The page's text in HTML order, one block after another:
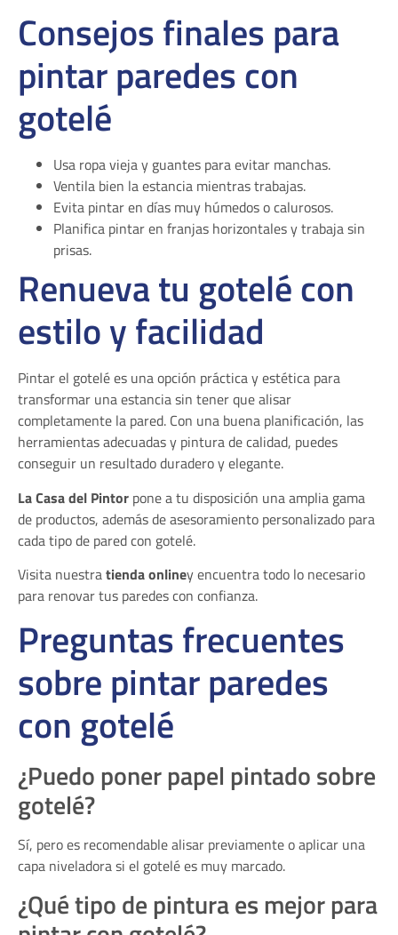
Consejos finales para
pintar paredes con
gotelé
Usa ropa vieja y guantes para evitar manchas.
Ventila bien la estancia mientras trabajas.
Evita pintar en días muy húmedos o calurosos.
Planifica pintar en franjas horizontales y trabaja sin
prisas.
Renueva tu gotelé con
estilo y facilidad
Pintar el gotelé es una opción práctica y estética para
transformar una estancia sin tener que alisar
completamente la pared. Con una buena planificación, las
herramientas adecuadas y pintura de calidad, puedes
conseguir un resultado duradero y elegante.
La Casa del Pintor pone a tu disposición una amplia gama
de productos, además de asesoramiento personalizado para
cada tipo de pared con gotelé.
Visita nuestratienda onliney encuentra todo lo necesario
para renovar tus paredes con confianza.
Preguntas frecuentes
sobre pintar paredes
con gotelé
¿Puedo poner papel pintado sobre
gotelé?
Sí, pero es recomendable alisar previamente o aplicar una
capa niveladora si el gotelé es muy marcado.
¿Qué tipo de pintura es mejor para